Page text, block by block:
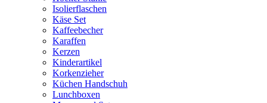
Isolierflaschen
Käse Set
Kaffeebecher
Karaffen
Kerzen
Kinderartikel
Korkenzieher
Küchen Handschuh
Lunchboxen